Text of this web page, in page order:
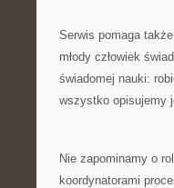
Serwis pomaga
młody człowiek
świadomej nauki:
wszystko opisujemy
Nie zapominamy o
koordynatorami